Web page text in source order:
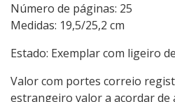
Número de
Medidas: 19,5/25,2 cm
Estado: Exemplar com ligeiro
Valor com portes correio
estrangeiro valor a acordar de